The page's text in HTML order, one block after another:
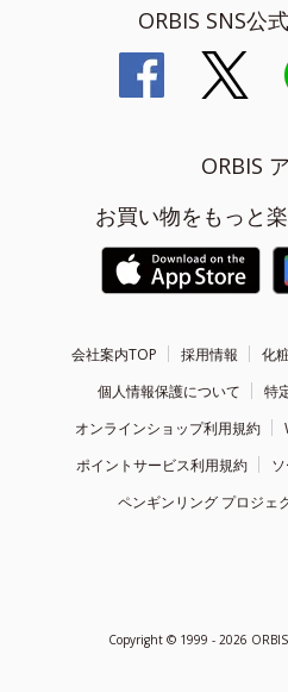
ORBIS SNS公
ORBIS
お買い物をもっと
会社案内TOP 採用情報
化
個人情報保護について
特
オンラインショップ利用規約
ポイントサービス利用規約
ペンギンリング プロジェ
Copyright © 1999 - 2026